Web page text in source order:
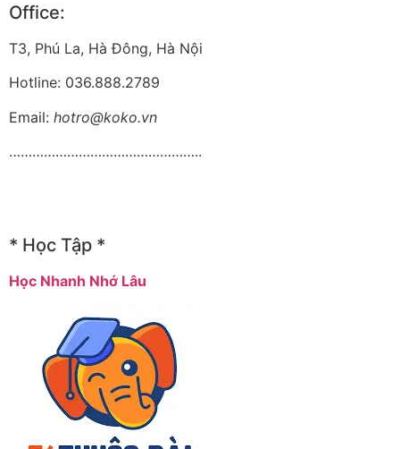
Office:
T3, Phú La, Hà Đông, Hà Nội
Hotline: 036.888.2789
Email: hotro@koko.vn
…………………………………………..
* Học Tập *
Học Nhanh Nhớ Lâu